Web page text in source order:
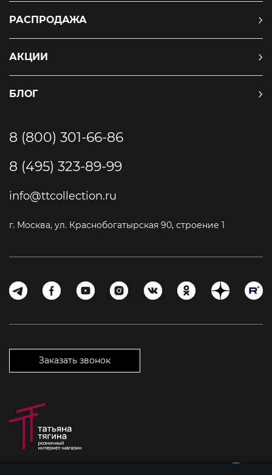
РАСПРОДАЖА
АКЦИИ
БЛОГ
8 (800) 301-66-86
8 (495) 323-89-99
info@ttcollection.ru
г. Москва, ул. Краснобогатырская 90, строение 1
Заказать звонок